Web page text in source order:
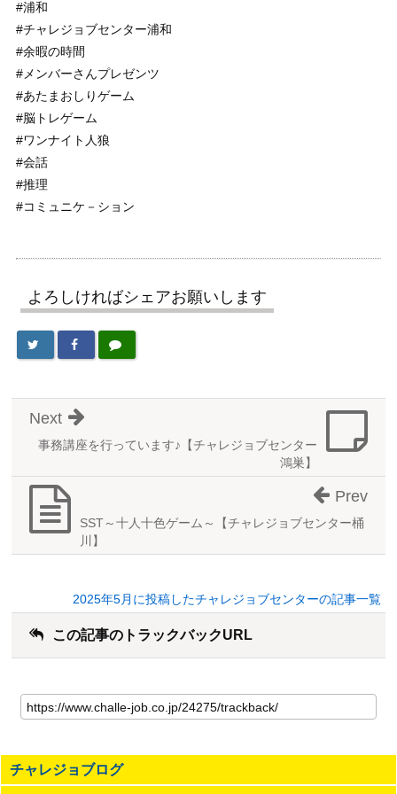
#浦和
#チャレジョブセンター浦和
#余暇の時間
#メンバーさんプレゼンツ
#あたまおしりゲーム
#脳トレゲーム
#ワンナイト人狼
#会話
#推理
#コミュニケ－ション
よろしければシェアお願いします
事務講座を行っています♪【チャレジョブセンター
鴻巣】
Next
SST～十人十色ゲーム～【チャレジョブセンター桶
川】
Prev
2025年5月に投稿したチャレジョブセンターの記事一覧
この記事のトラックバックURL
の
記
の
ト
チャレジョブログ